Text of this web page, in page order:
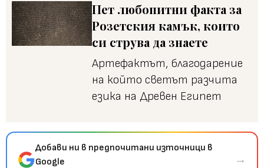
Пет любопитни факта за
Розетския камък, които
си струва да знаете
Артефактът, благодарение
на който светът разчита
езика на Древен Египет
Добави ни в предпочитани източници в
Google
→